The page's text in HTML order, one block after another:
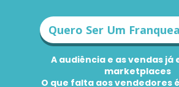
A audiência e as vendas já
marketplaces
O que falta aos vendedores
Quero Ser Um